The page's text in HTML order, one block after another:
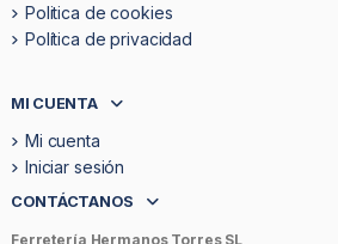
Politica de cookies
Política de privacidad
MI CUENTA
Mi cuenta
Iniciar sesión
CONTÁCTANOS
Ferretería Hermanos Torres SL